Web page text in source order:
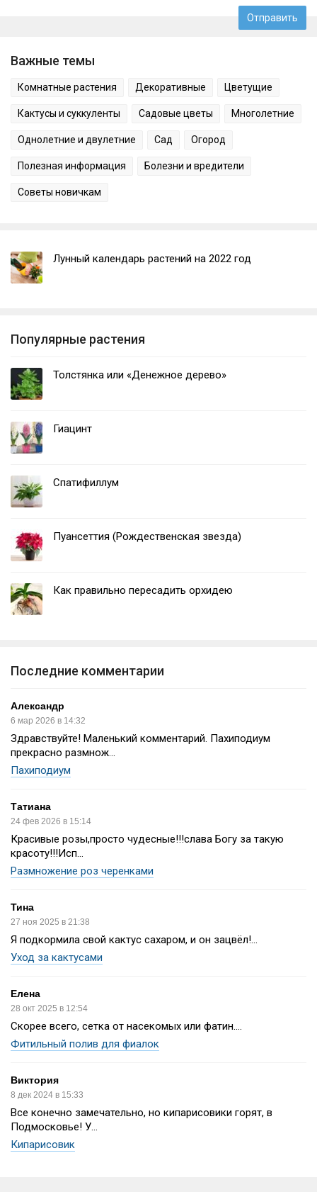
Важные темы
Комнатные растения Декоративные Цветущие
Кактусы и суккуленты Садовые цветы Многолетние
Однолетние и двулетние Сад Огород
Полезная информация Болезни и вредители
Советы новичкам
Лунный календарь растений на 2022 год
Популярные растения
Толстянка или «Денежное дерево»
Гиацинт
Спатифиллум
Пуансеттия (Рождественская звезда)
Как правильно пересадить орхидею
Последние комментарии
Александр
6 мар 2026 в 14:32
Здравствуйте! Маленький комментарий. Пахиподиум
прекрасно размнож...
Пахиподиум
Татиана
24 фев 2026 в 15:14
Красивые розы,просто чудесные!!!слава Богу за такую
красоту!!!Исп...
Размножение роз черенками
Тина
27 ноя 2025 в 21:38
Я подкормила свой кактус сахаром, и он зацвёл!...
Уход за кактусами
Елена
28 окт 2025 в 12:54
Скорее всего, сетка от насекомых или фатин....
Фитильный полив для фиалок
Виктория
8 дек 2024 в 15:33
Все конечно замечательно, но кипарисовики горят, в
Подмосковье! У...
Кипарисовик